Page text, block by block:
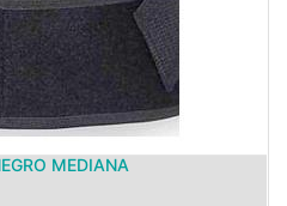
MEDIANA